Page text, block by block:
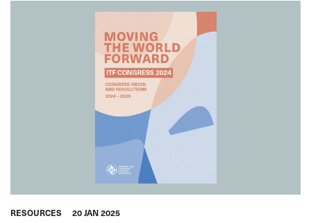
RESOURCES 20 JAN 2025